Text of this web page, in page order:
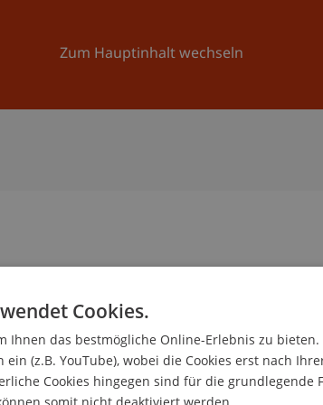
Zum Hauptinhalt wechseln
Universität Aktuelles
Innovation
Cookies.
Ihnen das bestmögliche Online-Erlebnis zu
(z.B. YouTube), wobei die Cookies erst nach
Cookies hingegen sind für die grundlegende
somit nicht deaktiviert werden.